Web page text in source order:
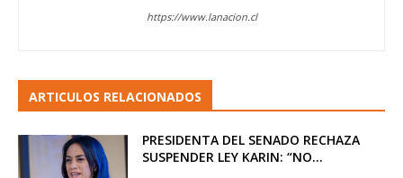
https://www.lanacion.cl
ARTICULOS RELACIONADOS
PRESIDENTA DEL SENADO RECHAZA
SUSPENDER LEY KARIN: “NO...